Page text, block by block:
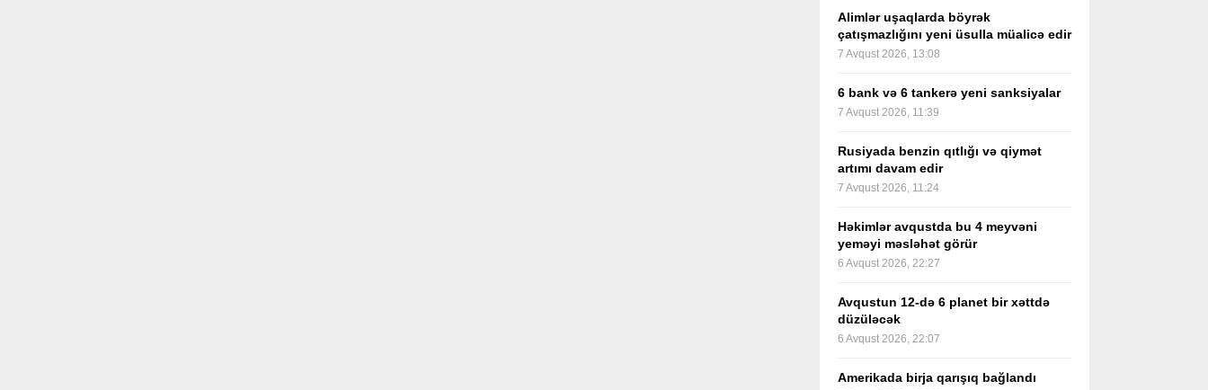
Alimlər uşaqlarda böyrək
çatışmazlığını yeni üsulla müalicə edir
7 Avqust 2026, 13:08
6 bank və 6 tankerə yeni sanksiyalar
7 Avqust 2026, 11:39
Rusiyada benzin qıtlığı və qiymət
artımı davam edir
7 Avqust 2026, 11:24
Həkimlər avqustda bu 4 meyvəni
yeməyi məsləhət görür
6 Avqust 2026, 22:27
Avqustun 12-də 6 planet bir xəttdə
düzüləcək
6 Avqust 2026, 22:07
Amerikada birja qarışıq bağlandı